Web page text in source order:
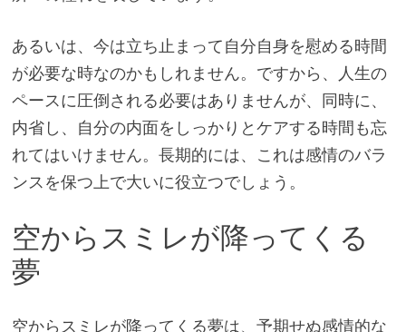
あるいは、今は立ち止まって自分自身を慰める時間
が必要な時なのかもしれません。ですから、人生の
ペースに圧倒される必要はありませんが、同時に、
内省し、自分の内面をしっかりとケアする時間も忘
れてはいけません。長期的には、これは感情のバラ
ンスを保つ上で大いに役立つでしょう。
空からスミレが降ってくる
夢
空からスミレが降ってくる夢は、予期せぬ感情的な